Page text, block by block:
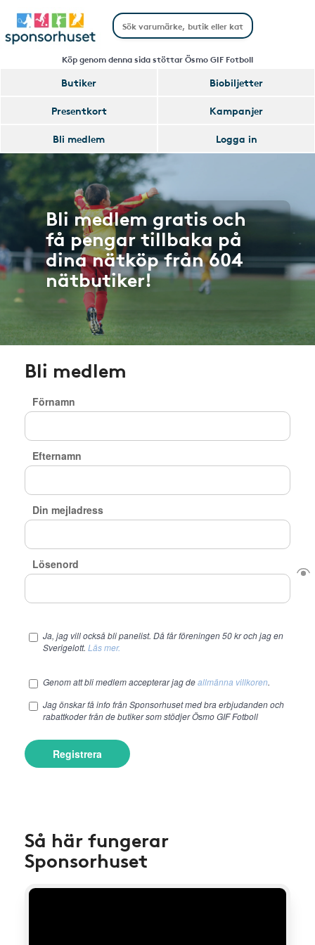
Köp genom denna sida stöttar Ösmo GIF Fotboll
Butiker
Biobiljetter
Presentkort
Kampanjer
Bli medlem
Logga in
Bli medlem gratis och
få pengar tillbaka på
dina nätköp från 604
nätbutiker!
Bli medlem
Förnamn
Efternamn
Din mejladress
Lösenord
Ja, jag vill också bli panelist. Då får föreningen 50 kr och jag en
Sverigelott. Läs mer.
Genom att bli medlem accepterar jag deallmänna villkoren.
Jag önskar få info från Sponsorhuset med bra erbjudanden och
rabattkoder från de butiker som stödjer Ösmo GIF Fotboll
Registrera
Så här fungerar
Sponsorhuset